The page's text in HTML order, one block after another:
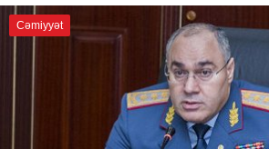
Cəmiyyət